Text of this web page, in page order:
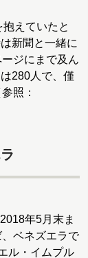
えていたと
新聞と一緒に
ジにまで及ん
280人で、僅
照：
年5月末ま
ベネズエラで
ル・イムプル